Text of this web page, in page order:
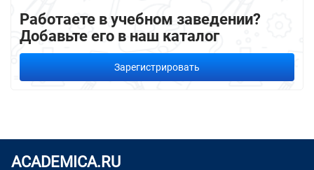
Работаете в учебном заведении?
Добавьте его в наш каталог
Зарегистрировать
ACADEMICA.RU